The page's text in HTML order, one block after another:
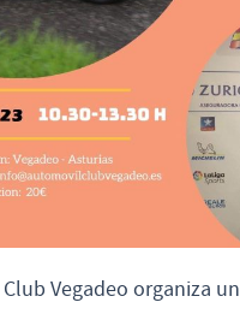
Vegadeo organiza un